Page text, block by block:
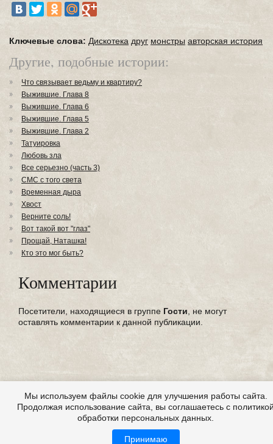
Ключевые слова: Дискотека друг монстры авторская история
Другие, подобные истории:
Что связывает ведьму и квартиру?
Выжившие. Глава 8
Выжившие. Глава 6
Выжившие. Глава 5
Выжившие. Глава 2
Татуировка
Любовь зла
Все серьезно (часть 3)
СМС с того света
Временная дыра
Хвост
Верните соль!
Вот такой вот "глаз"
Прощай, Наташка!
Кто это мог быть?
Комментарии
Посетители, находящиеся в группе Гости , не могут
оставлять комментарии к данной публикации.
Мы используем файлы cookie для улучшения работы сайта.
Продолжая использование сайта, вы соглашаетесь с
обработки персональных данных.
Принимаю